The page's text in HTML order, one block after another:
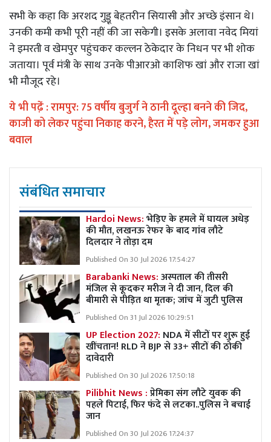
सभी के कहा कि अरशद गुड्डू बेहतरीन सियासी और अच्छे इंसान थे।
उनकी कमी कभी पूरी नहीं की जा सकेगी। इसके अलावा नवेद मियां
ने इमरती व खेमपुर पहुंचकर कल्लन ठेकेदार के निधन पर भी शोक
जताया। पूर्व मंत्री के साथ उनके पीआरओ काशिफ खां और राजा खां
भी मौजूद रहे।
ये भी पढे़ं :रामपुर: 75 वर्षीय बुजुर्ग ने ठानी दूल्हा बनने की जिद,
काजी को लेकर पहुंचा निकाह करने, हैरत में पड़े लोग, जमकर हुआ
बवाल
संबंधित समाचार
Hardoi News:भेड़िए के हमले में घायल अधेड़
की मौत, लखनऊ रेफर के बाद गांव लौटे
दिलदार ने तोड़ा दम
Published On 30 Jul 2026 17:54:27
Barabanki News:अस्पताल की तीसरी
मंजिल से कूदकर मरीज ने दी जान, दिल की
बीमारी से पीड़ित था मृतक; जांच में जुटी पुलिस
Published On 31 Jul 2026 10:29:51
UP Election 2027: NDA में सीटों पर शुरू हुई
खींचतान! RLD ने BJP से 33+ सीटों की ठोकी
दावेदारी
Published On 30 Jul 2026 17:50:18
Pilibhit News :प्रेमिका संग लौटे युवक की
पहले पिटाई, फिर फंदे से लटका..पुलिस ने बचाई
जान
Published On 30 Jul 2026 17:24:37